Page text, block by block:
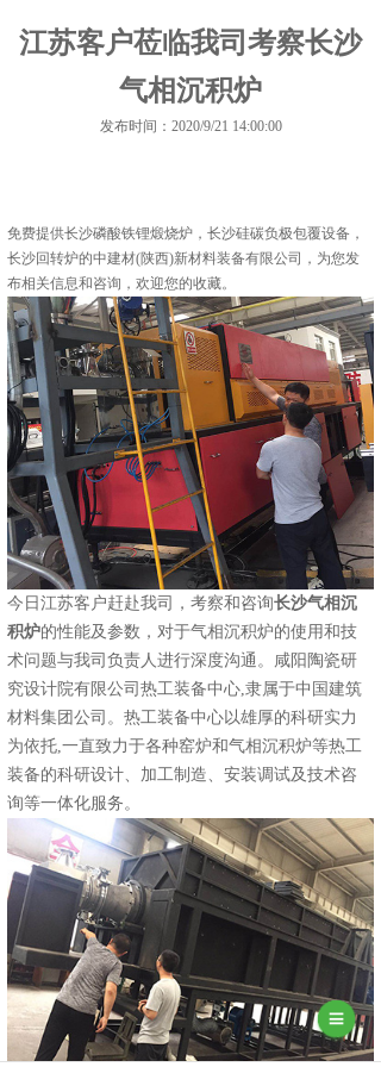
江苏客户莅临我司考察长沙
气相沉积炉
发布时间：2020/9/21 14:00:00
免费提供长沙磷酸铁锂煅烧炉 ，长沙硅碳负极包覆设备，
长沙回转炉的中建材(陕西)新材料装备有限公司，为您发
布相关信息和咨询，欢迎您的收藏。
今日江苏客户赶赴我司，考察和咨询长沙气相沉
积炉的性能及参数，对于气相沉积炉的使用和技
术问题与我司负责人进行深度沟通。
咸阳陶瓷研
究设计院有限公司热工装备中心,隶属于中国建筑
材料集团公司。热工装备中心以雄厚的科研实力
为依托,一直致力于各种窑炉和气相沉积炉等热工
装备的科研设计、加工制造、安装调试及技术咨
询等一体化服务。